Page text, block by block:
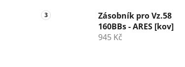
e
Zásobník pro Vz.58
160BBs - ARES [kov]
945 Kč